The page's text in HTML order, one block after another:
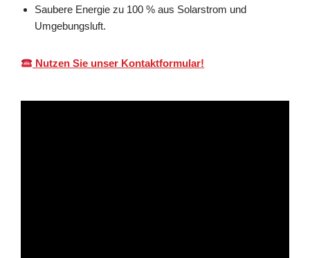
Saubere Energie zu 100 % aus Solarstrom und
Umgebungsluft.
Nutzen Sie unser Kontaktformular!